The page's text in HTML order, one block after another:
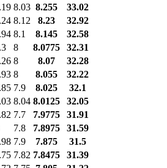
8.03 8.255
33.02
8.12 8.23
32.92
8.1 8.145
32.58
8 8.0775
32.31
8 8.07
32.28
8 8.055
32.22
7.9 8.025
32.1
8.04 8.0125
32.05
7.7 7.9775
31.91
7.8 7.8975
31.59
7.9 7.875
31.5
7.82 7.8475
31.39